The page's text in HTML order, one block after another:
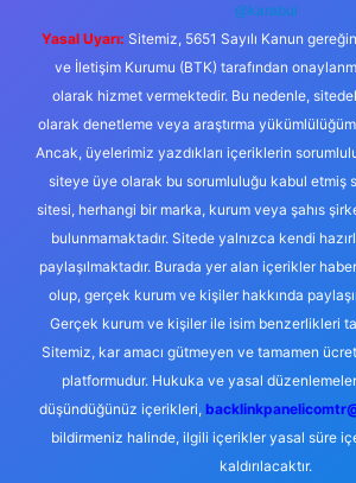
@karabul
Yasal Uyarı: Sitemiz, 5651 Sayılı Kanun
ve İletişim Kurumu (BTK) tarafından
olarak hizmet vermektedir. Bu nedenle,
olarak denetleme veya araştırma
Ancak, üyelerimiz yazdıkları içeriklerin
siteye üye olarak bu sorumluluğu kabul etmiş
sitesi, herhangi bir marka, kurum veya şahıs
bulunmamaktadır. Sitede yalnızca kendi
paylaşılmaktadır. Burada yer alan içerikler
olup, gerçek kurum ve kişiler hakkında
Gerçek kurum ve kişiler ile isim benzerlikleri
Sitemiz, kar amacı gütmeyen ve tamamen
platformudur. Hukuka ve yasal
düşündüğünüz içerikleri,
bildirmeniz halinde, ilgili içerikler yasal süre
kaldırılacaktır.